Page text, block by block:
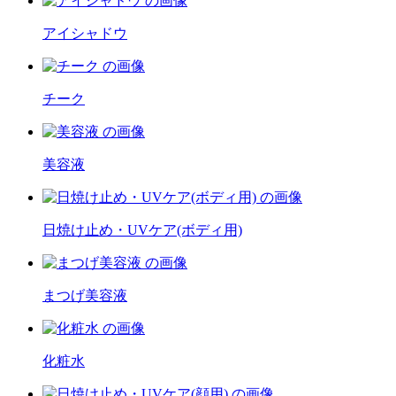
アイシャドウ
チーク
美容液
日焼け止め・UVケア(ボディ用)
まつげ美容液
化粧水